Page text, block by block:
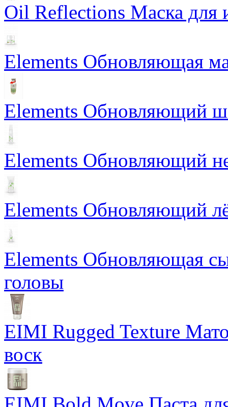
Oil Reflections Маска для
Elements Обновляющая
Elements Обновляющий
Elements Обновляющий
Elements Обновляющий
Elements Обновляющая
головы
EIMI Rugged Texture
воск